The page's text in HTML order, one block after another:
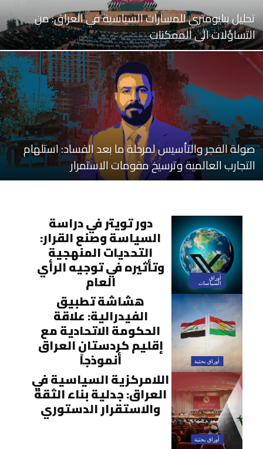
تحليل ببليومتري للمسارات السياسية في العراق: من
التساؤلات الى الممكنات
صولة الفجر والتأسيس لمرحلة ما بعد الفساد: استلهام
التجارب العالمية وترسيخ مقومات الاستمرار
أوراق
السياسات
دور تويتر في دراسة
السياسة وصنع القرار:
التحديات المنهجية
وتأثيره في توجيه الرأي
العام
أوراق بحثية
هشاشة تطبيق
الفيدرالية: علاقة
الحكومة الاتحادية مع
إقليم كردستان العراق
أنموذجاً
أوراق بحثية
اللامركزية السياسية في
العراق: جدلية بناء الثقة
والاستقرار الدستوري